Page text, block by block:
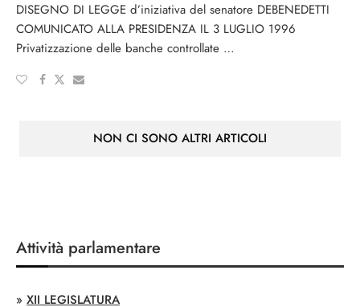
DISEGNO DI LEGGE d’iniziativa del senatore DEBENEDETTI
COMUNICATO ALLA PRESIDENZA IL 3 LUGLIO 1996
Privatizzazione delle banche controllate …
NON CI SONO ALTRI ARTICOLI
Attività parlamentare
» XII LEGISLATURA